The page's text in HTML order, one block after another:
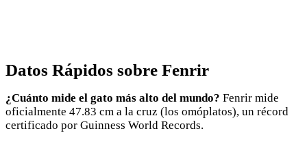
Datos Rápidos sobre Fenrir
¿Cuánto mide el gato más alto del mundo? Fenrir mide
oficialmente 47.83 cm a la cruz (los omóplatos), un récord
certificado por Guinness World Records.